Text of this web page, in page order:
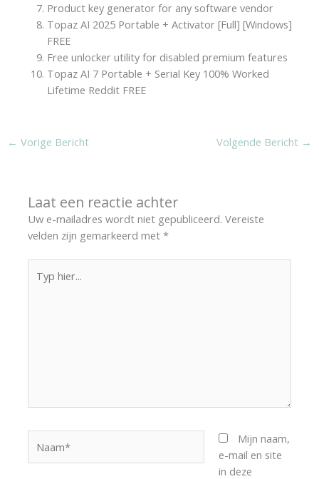
Product key generator for any software vendor
Topaz AI 2025 Portable + Activator [Full] [Windows]
FREE
Free unlocker utility for disabled premium features
Topaz AI 7 Portable + Serial Key 100% Worked
Lifetime Reddit FREE
← Vorige Bericht Volgende Bericht →
Laat een reactie achter
Uw e-mailadres wordt niet gepubliceerd. Vereiste
velden zijn gemarkeerd met*
hier...
Mijn naam,
e-mail en site
in deze